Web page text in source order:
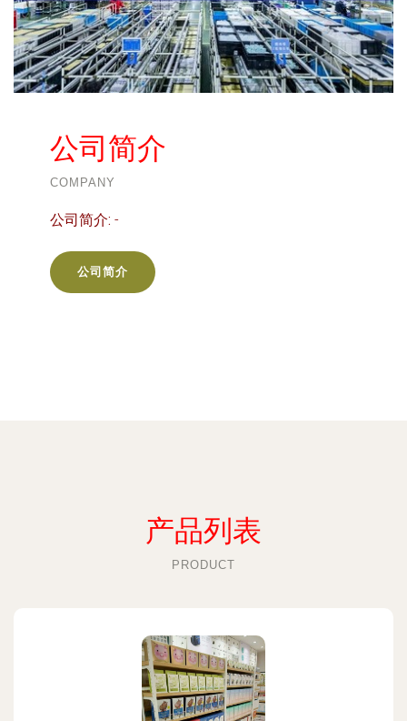
公司简介
COMPANY
公司简介: -
公司简介
产品列表
PRODUCT